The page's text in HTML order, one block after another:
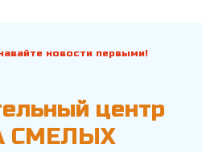
новости первыми!
центр
СМЕЛЫХ